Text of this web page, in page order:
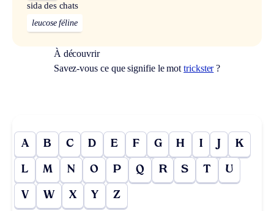
sida des chats
leucose féline
À découvrir
Savez-vous ce que signifie le mottrickster?
A B C D E F G H I J K
L M N O P Q R S T U
V W X Y Z